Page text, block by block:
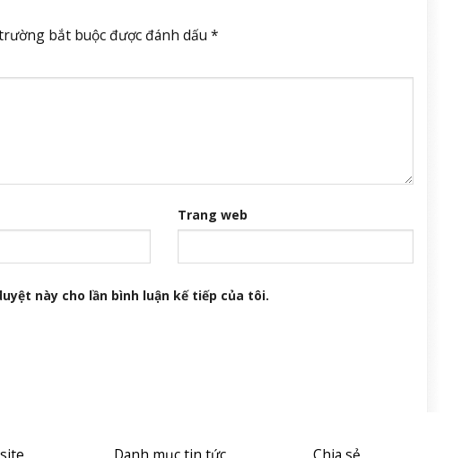
bắt buộc được đánh dấu *
Trang web
này cho lần bình luận kế tiếp của tôi.
Danh mục tin tức Chia sẻ